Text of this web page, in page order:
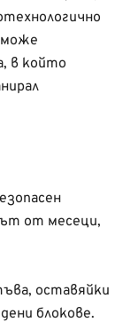
може
в който
от месеци,
оставяйки
блокове.